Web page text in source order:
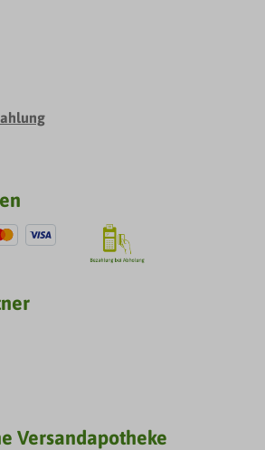
Versandapotheke